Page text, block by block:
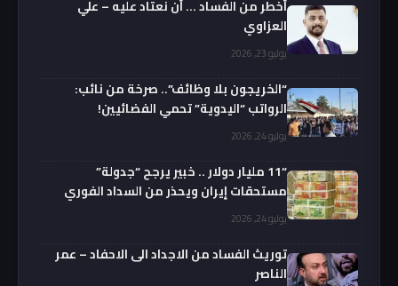
أخطر من الفساد … أن نعتاد عليه – علي
العزاوي
يوليو 23, 2026
“الخريجون بلا وظائف”.. صرخة من نائب:
الرواتب “اليدوية” تحمي الفضائيين!
يوليو 24, 2026
“11 مليار دولار .. خبير يرجح “جدولة”
مستحقات إيران ويحذر من السداد الفوري
يوليو 24, 2026
توريث الفساد من الاجداد الى الاحفاد – عمر
الناصر